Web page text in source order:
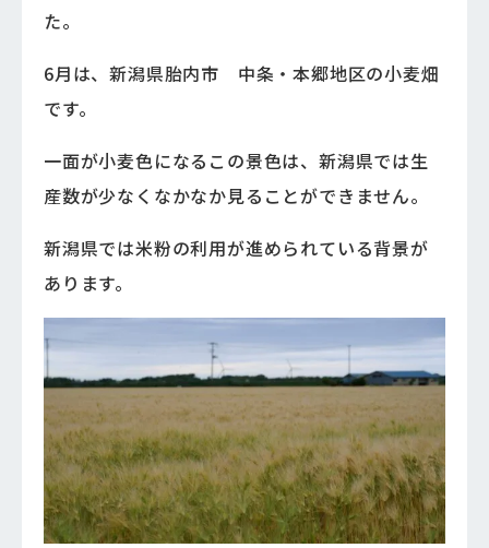
た。
6月は、新潟県胎内市 中条・本郷地区の小麦畑
です。
一面が小麦色になるこの景色は、新潟県では生
産数が少なくなかなか見ることができません。
新潟県では米粉の利用が進められている背景が
あります。